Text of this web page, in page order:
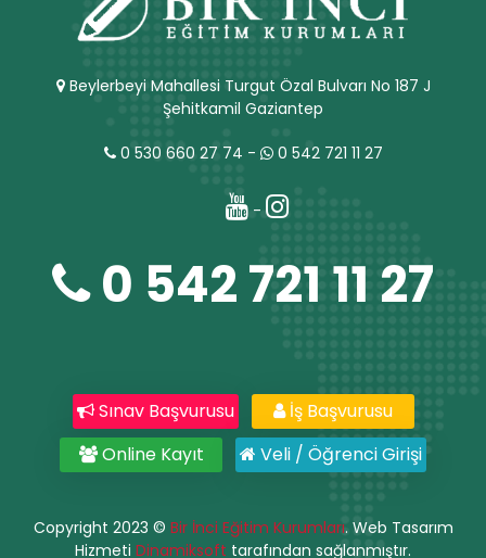
Beylerbeyi Mahallesi Turgut Özal Bulvarı No 187 J
Şehitkamil Gaziantep
0 530 660 27 74 - 0 542 721 11 27
-
0 542 721 11 27
Sınav Başvurusu
İş Başvurusu
Online Kayıt
Veli / Öğrenci Girişi
Copyright 2023 © Bir İnci Eğitim Kurumları. Web Tasarım
Hizmeti Dinamiksoft tarafından sağlanmıştır.